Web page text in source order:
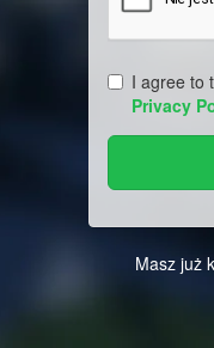
I agree to
Privacy
Masz już